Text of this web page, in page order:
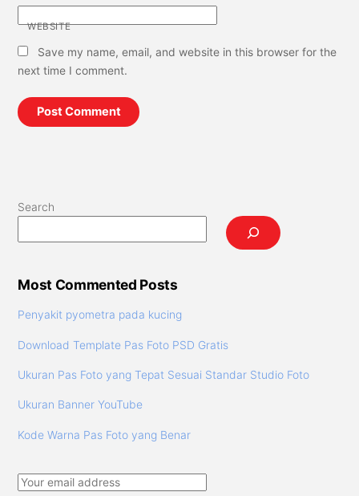
WEBSITE
Save my name, email, and website in this browser for the
next time I comment.
Search
Most Commented Posts
Penyakit pyometra pada kucing
Download Template Pas Foto PSD Gratis
Ukuran Pas Foto yang Tepat Sesuai Standar Studio Foto
Ukuran Banner YouTube
Kode Warna Pas Foto yang Benar